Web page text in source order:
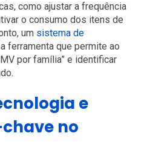
como ajustar a frequência
o consumo dos itens de
um sistema de
ferramenta que permite ao
por família” e identificar
e
no